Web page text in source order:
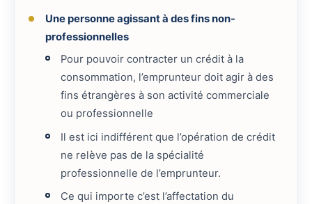
Une personne agissant à des fins non-
professionnelles
Pour pouvoir contracter un crédit à la
consommation, l’emprunteur doit agir à des
fins étrangères à son activité commerciale
ou professionnelle
Il est ici indifférent que l’opération de crédit
ne relève pas de la spécialité
professionnelle de l’emprunteur.
Ce qui importe c’est l’affectation du